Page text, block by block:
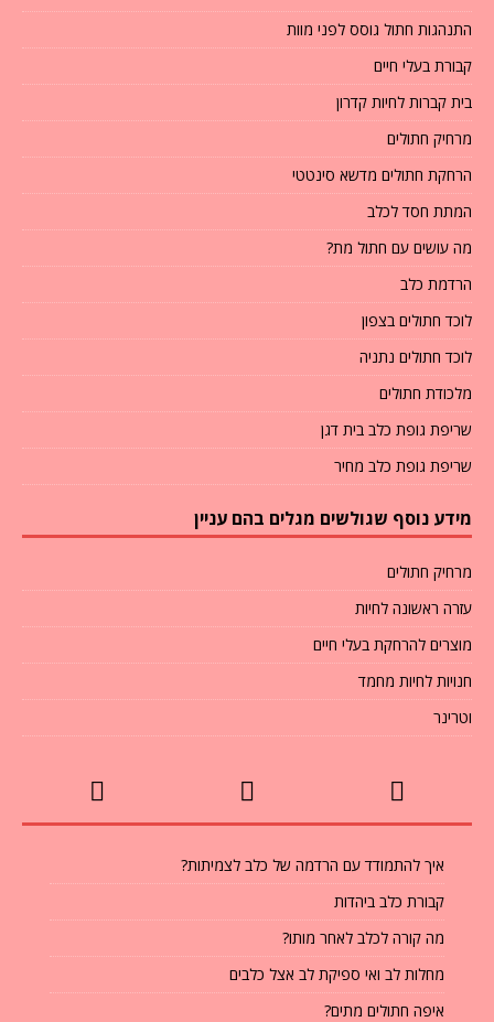
התנהגות חתול גוסס לפני מוות
קבורת בעלי חיים
בית קברות לחיות קדרון
מרחיק חתולים
הרחקת חתולים מדשא סינטטי
המתת חסד לכלב
מה עושים עם חתול מת?
הרדמת כלב
לוכד חתולים בצפון
לוכד חתולים נתניה
מלכודת חתולים
שריפת גופת כלב בית דגן
שריפת גופת כלב מחיר
מידע נוסף שגולשים מגלים בהם עניין
מרחיק חתולים
עזרה ראשונה לחיות
מוצרים להרחקת בעלי חיים
חנויות לחיות מחמד
וטרינר
איך להתמודד עם הרדמה של כלב לצמיתות?
קבורת כלב ביהדות
מה קורה לכלב לאחר מותו?
מחלות לב ואי ספיקת לב אצל כלבים
איפה חתולים מתים?